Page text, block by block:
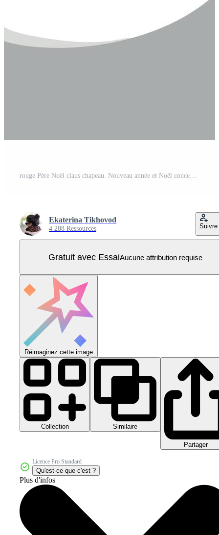
rouge Père Noël claus chapeau. Nouveau année et Noël concept. Vecteur Pro
Ekaterina Tikhovod
4 288 Ressources Suivre
Gratuit avec EssaiAucune attribution requise
Réimaginez cette image
Collection Similaire
Partager
Licence Pro Standard
Qu'est-ce que c'est ?
Plus d'infos